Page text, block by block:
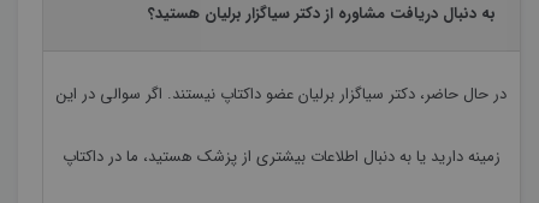
به دنبال دریافت مشاوره از دکتر سیاگزار برلیان هستید؟
در حال حاضر، دکتر سیاگزار برلیانعضو داکتاپ نیستند. اگر سوالی در این
زمینه دارید یا به دنبال اطلاعات بیشتری از پزشک هستید، ما در داکتاپ